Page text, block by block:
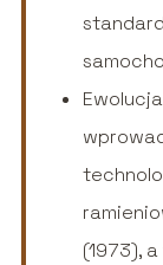
(1973),